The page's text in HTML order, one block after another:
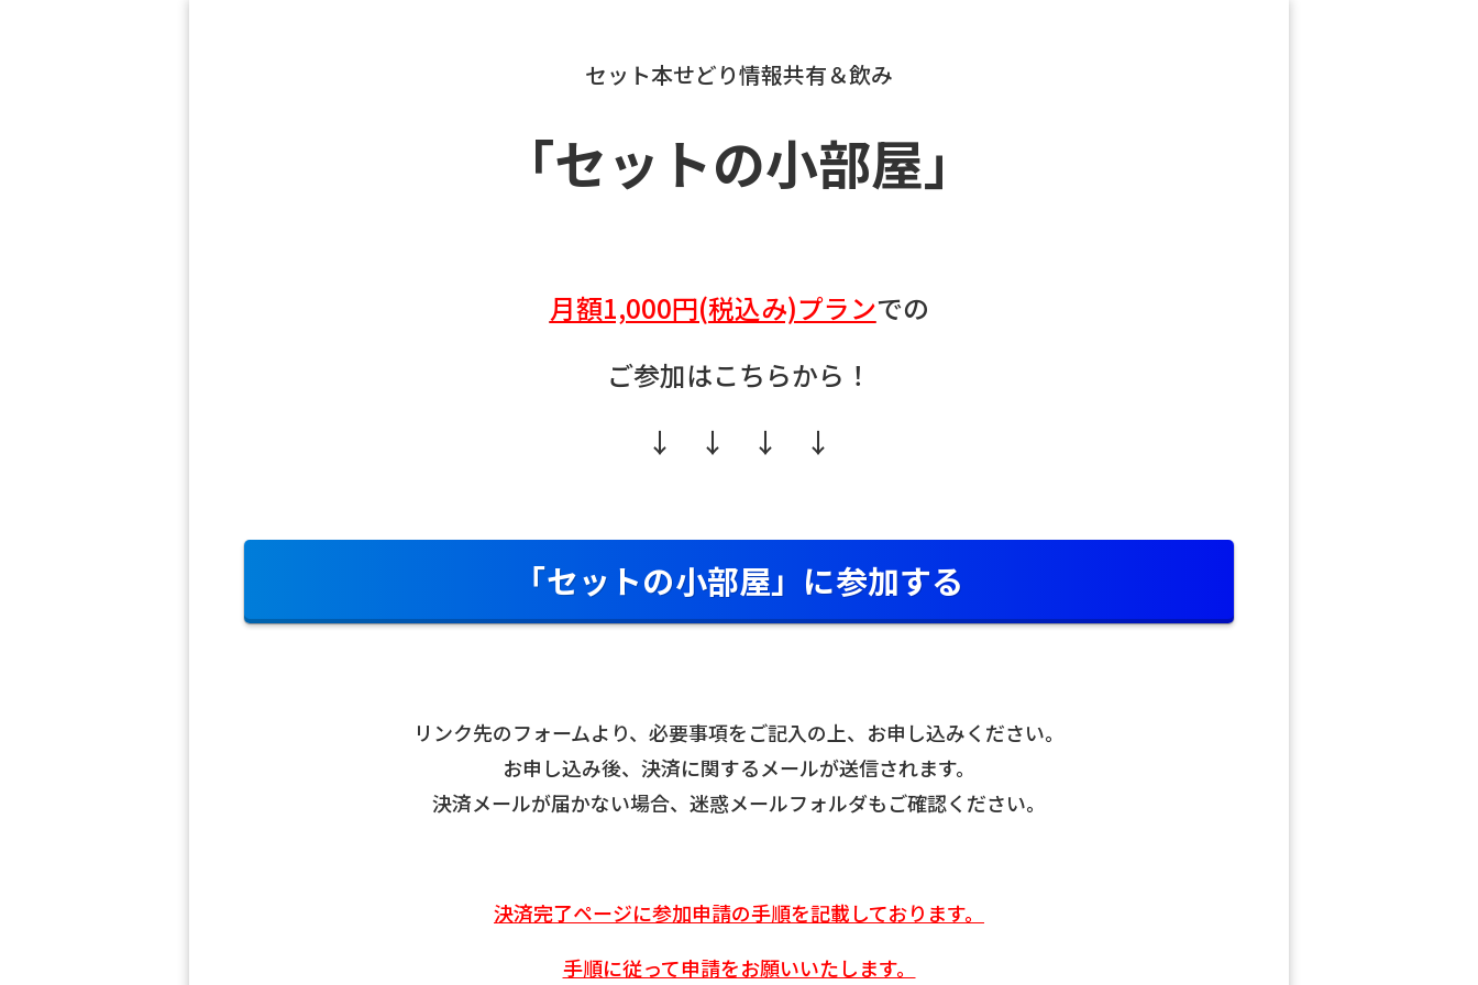
セット本せどり情報共有＆飲み
「セットの小部屋」
月額1,000円(税込み)プランでの
ご参加はこちらから！
↓ ↓ ↓ ↓
「セットの小部屋」に参加する
リンク先のフォームより、必要事項をご記入の上、お申し込みください。
お申し込み後、決済に関するメールが送信されます。
決済メールが届かない場合、迷惑メールフォルダもご確認ください。
決済完了ページに参加申請の手順を記載しております。
手順に従って申請をお願いいたします。